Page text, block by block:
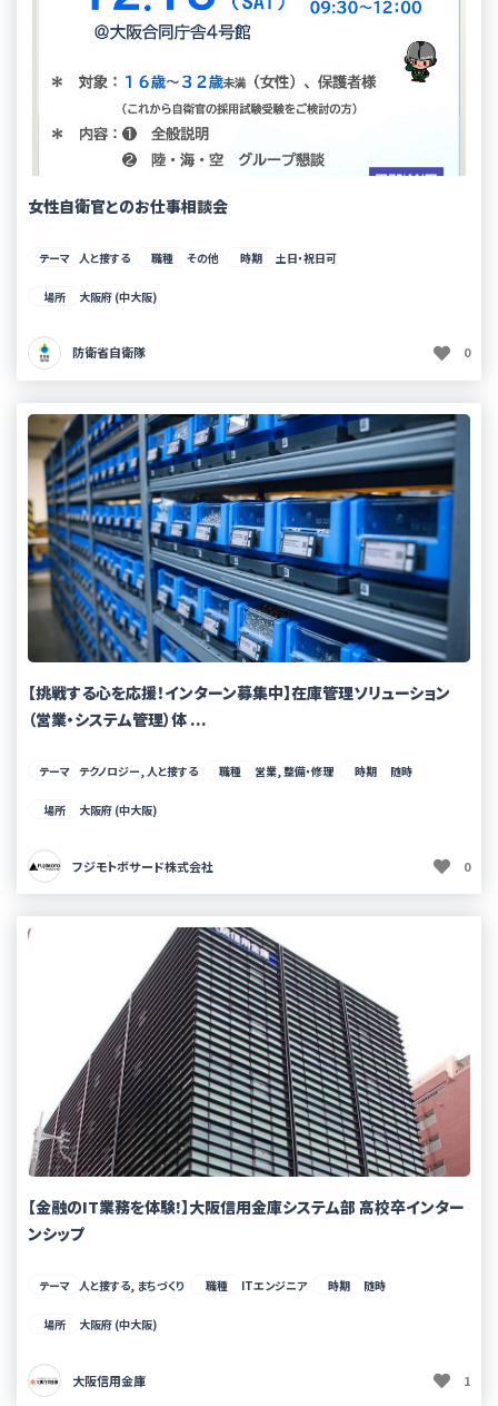
女性自衛官とのお仕事相談会
テーマ 人と接する 職種 その他 時期 土日・祝日可
場所 大阪府 (中大阪)
防衛省自衛隊 0
【挑戦する心を応援！インターン募集中】在庫管理ソリューション
（営業・システム管理）体 ...
テーマ テクノロジー, 人と接する 職種 営業, 整備・修理 時期 随時
場所 大阪府 (中大阪)
フジモトボサード株式会社 0
【金融のIT業務を体験!】大阪信用金庫システム部 高校卒インター
ンシップ
テーマ 人と接する, まちづくり 職種 ITエンジニア 時期 随時
場所 大阪府 (中大阪)
大阪信用金庫 1